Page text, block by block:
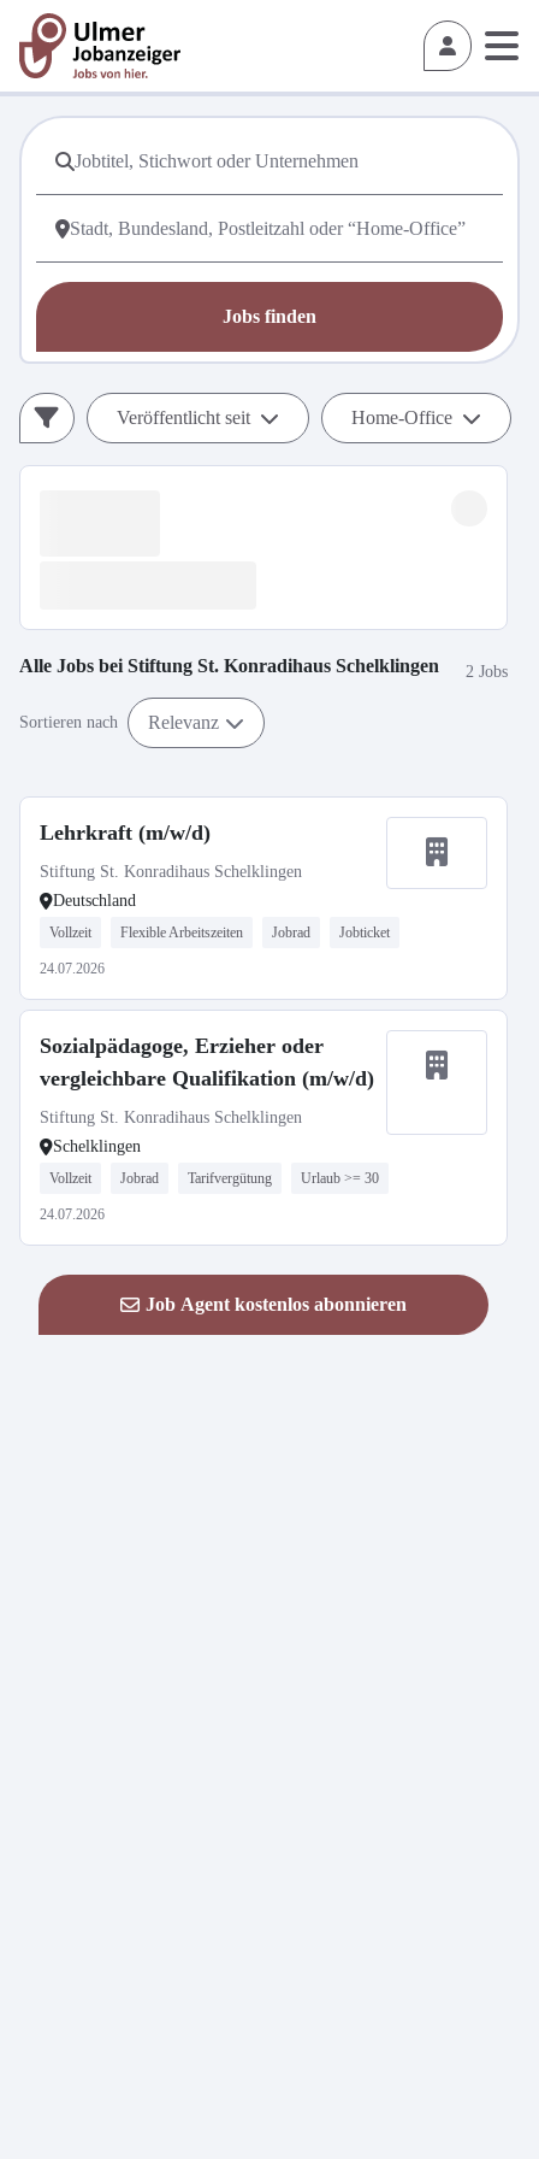
Jobs finden
Veröffentlicht seit Home-Office
Alle Jobs bei Stiftung St. Konradihaus Schelklingen 2 Jobs
Sortieren nach Relevanz
Lehrkraft (m/w/d)
Stiftung St. Konradihaus Schelklingen
Deutschland
Vollzeit Flexible Arbeitszeiten Jobrad Jobticket
24.07.2026
Sozialpädagoge, Erzieher oder
vergleichbare Qualifikation (m/w/d)
Stiftung St. Konradihaus Schelklingen
Schelklingen
Vollzeit Jobrad Tarifvergütung Urlaub >= 30
24.07.2026
Job Agent kostenlos abonnieren